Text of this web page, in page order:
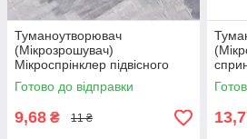
Туманоутворювач
(Мікрозрошувач)
Мікроспрінклер підвісного
типу
Готово до відправки
9,68 ₴ 11 ₴